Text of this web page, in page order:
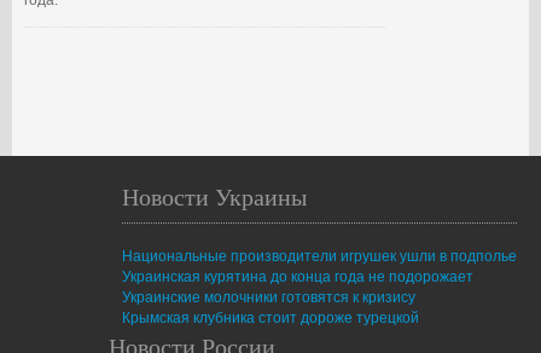
Новости Украины
Национальные производители игрушек ушли в подполье
Украинская курятина до конца года не подорожает
Украинские молочники готовятся к кризису
Крымская клубника стоит дороже турецкой
Новости России